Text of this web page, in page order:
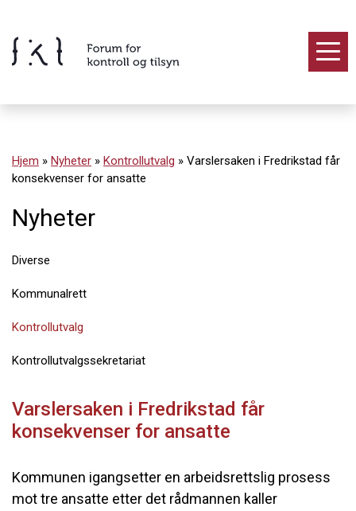
innholdet
Hjem » Nyheter » Kontrollutvalg » Varslersaken i Fredrikstad får
konsekvenser for ansatte
Nyheter
Diverse
Kommunalrett
Kontrollutvalg
Kontrollutvalgssekretariat
Varslersaken i Fredrikstad får
konsekvenser for ansatte
Kommunen igangsetter en arbeidsrettslig prosess
mot tre ansatte etter det rådmannen kaller